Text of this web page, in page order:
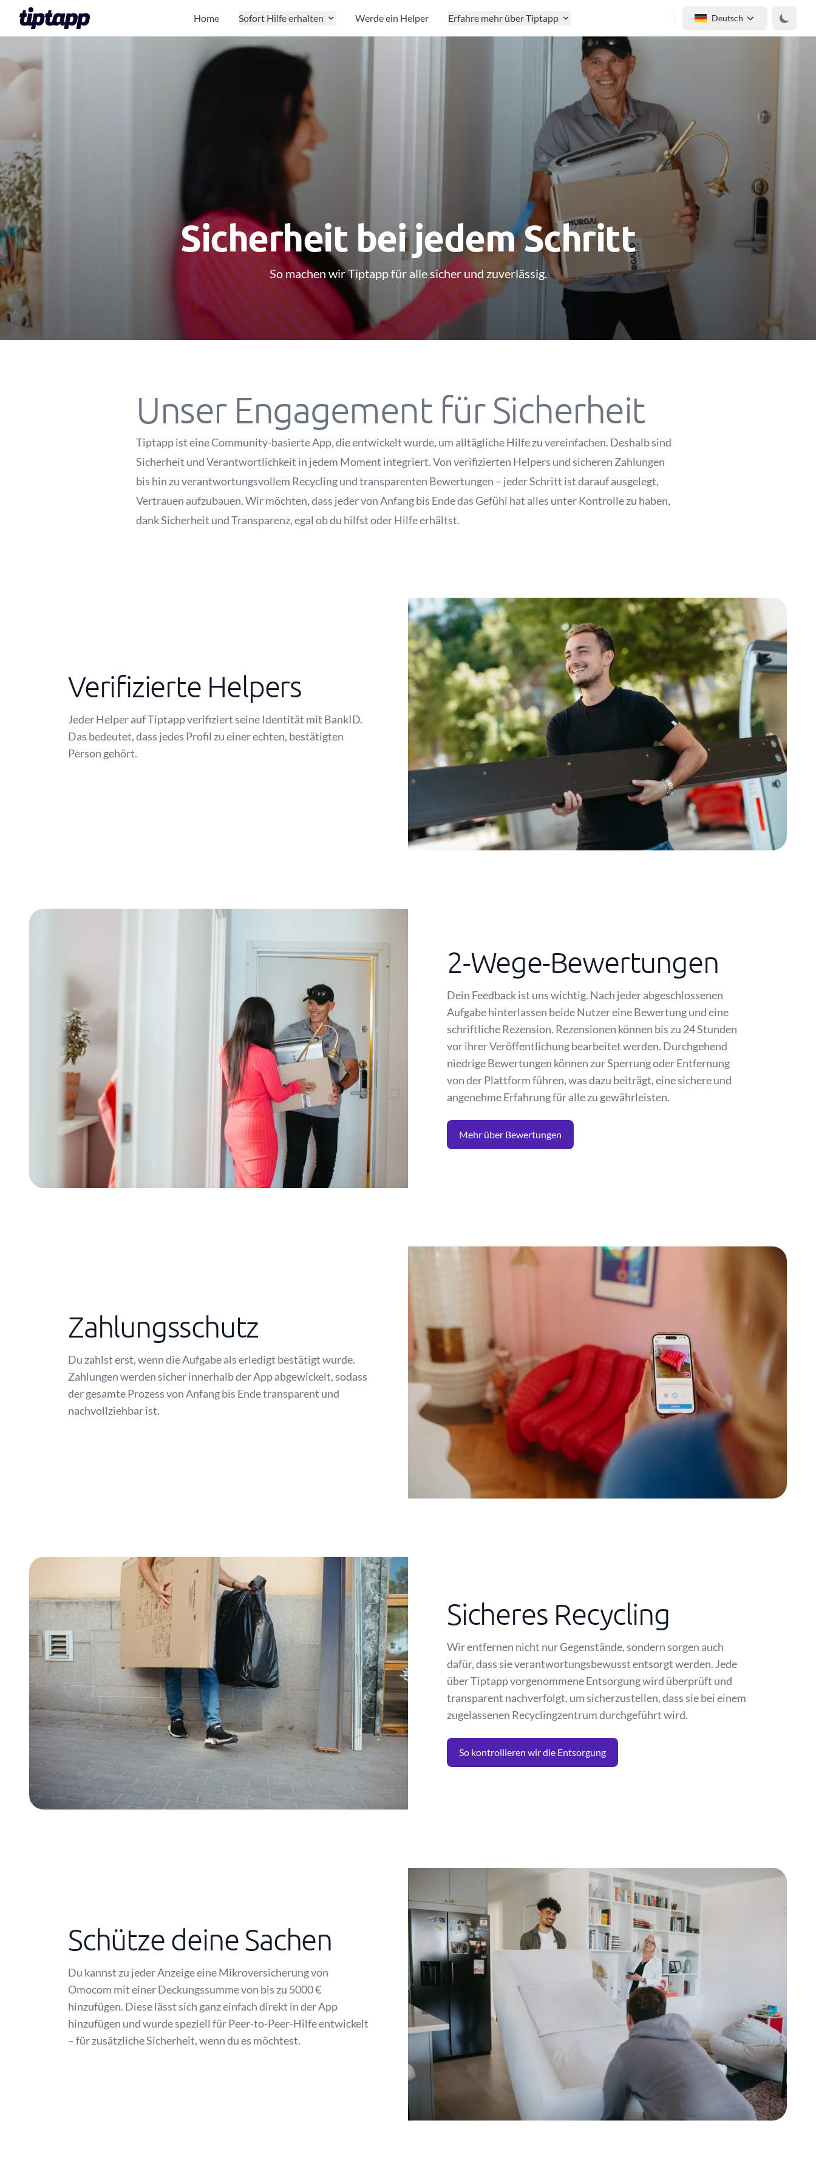
Deutsch
Home Sofort Hilfe erhalten Werde ein Helper Erfahre mehr über Tiptapp
Sicherheit bei jedem Schritt
So machen wir Tiptapp für alle sicher und zuverlässig.
Unser Engagement für Sicherheit
Tiptapp ist eine Community-basierte App, die entwickelt wurde, um alltägliche Hilfe zu vereinfachen. Deshalb sind
Sicherheit und Verantwortlichkeit in jedem Moment integriert. Von verifizierten Helpers und sicheren Zahlungen
bis hin zu verantwortungsvollem Recycling und transparenten Bewertungen – jeder Schritt ist darauf ausgelegt,
Vertrauen aufzubauen. Wir möchten, dass jeder von Anfang bis Ende das Gefühl hat alles unter Kontrolle zu haben,
dank Sicherheit und Transparenz, egal ob du hilfst oder Hilfe erhältst.
Verifizierte Helpers
Jeder Helper auf Tiptapp verifiziert seine Identität mit BankID.
Das bedeutet, dass jedes Profil zu einer echten, bestätigten
Person gehört.
2-Wege-Bewertungen
Dein Feedback ist uns wichtig. Nach jeder abgeschlossenen
Aufgabe hinterlassen beide Nutzer eine Bewertung und eine
schriftliche Rezension. Rezensionen können bis zu 24 Stunden
vor ihrer Veröffentlichung bearbeitet werden. Durchgehend
niedrige Bewertungen können zur Sperrung oder Entfernung
von der Plattform führen, was dazu beiträgt, eine sichere und
angenehme Erfahrung für alle zu gewährleisten.
Mehr über Bewertungen
Zahlungsschutz
Du zahlst erst, wenn die Aufgabe als erledigt bestätigt wurde.
Zahlungen werden sicher innerhalb der App abgewickelt, sodass
der gesamte Prozess von Anfang bis Ende transparent und
nachvollziehbar ist.
Sicheres Recycling
Wir entfernen nicht nur Gegenstände, sondern sorgen auch
dafür, dass sie verantwortungsbewusst entsorgt werden. Jede
über Tiptapp vorgenommene Entsorgung wird überprüft und
transparent nachverfolgt, um sicherzustellen, dass sie bei einem
zugelassenen Recyclingzentrum durchgeführt wird.
So kontrollieren wir die Entsorgung
Schütze deine Sachen
Du kannst zu jeder Anzeige eine Mikroversicherung von
Omocom mit einer Deckungssumme von bis zu 5000 €
hinzufügen. Diese lässt sich ganz einfach direkt in der App
hinzufügen und wurde speziell für Peer-to-Peer-Hilfe entwickelt
– für zusätzliche Sicherheit, wenn du es möchtest.